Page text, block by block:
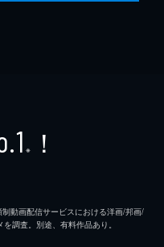
※ ！
動画配信サービスにおける洋画/邦画/
調査。別途、有料作品あり。